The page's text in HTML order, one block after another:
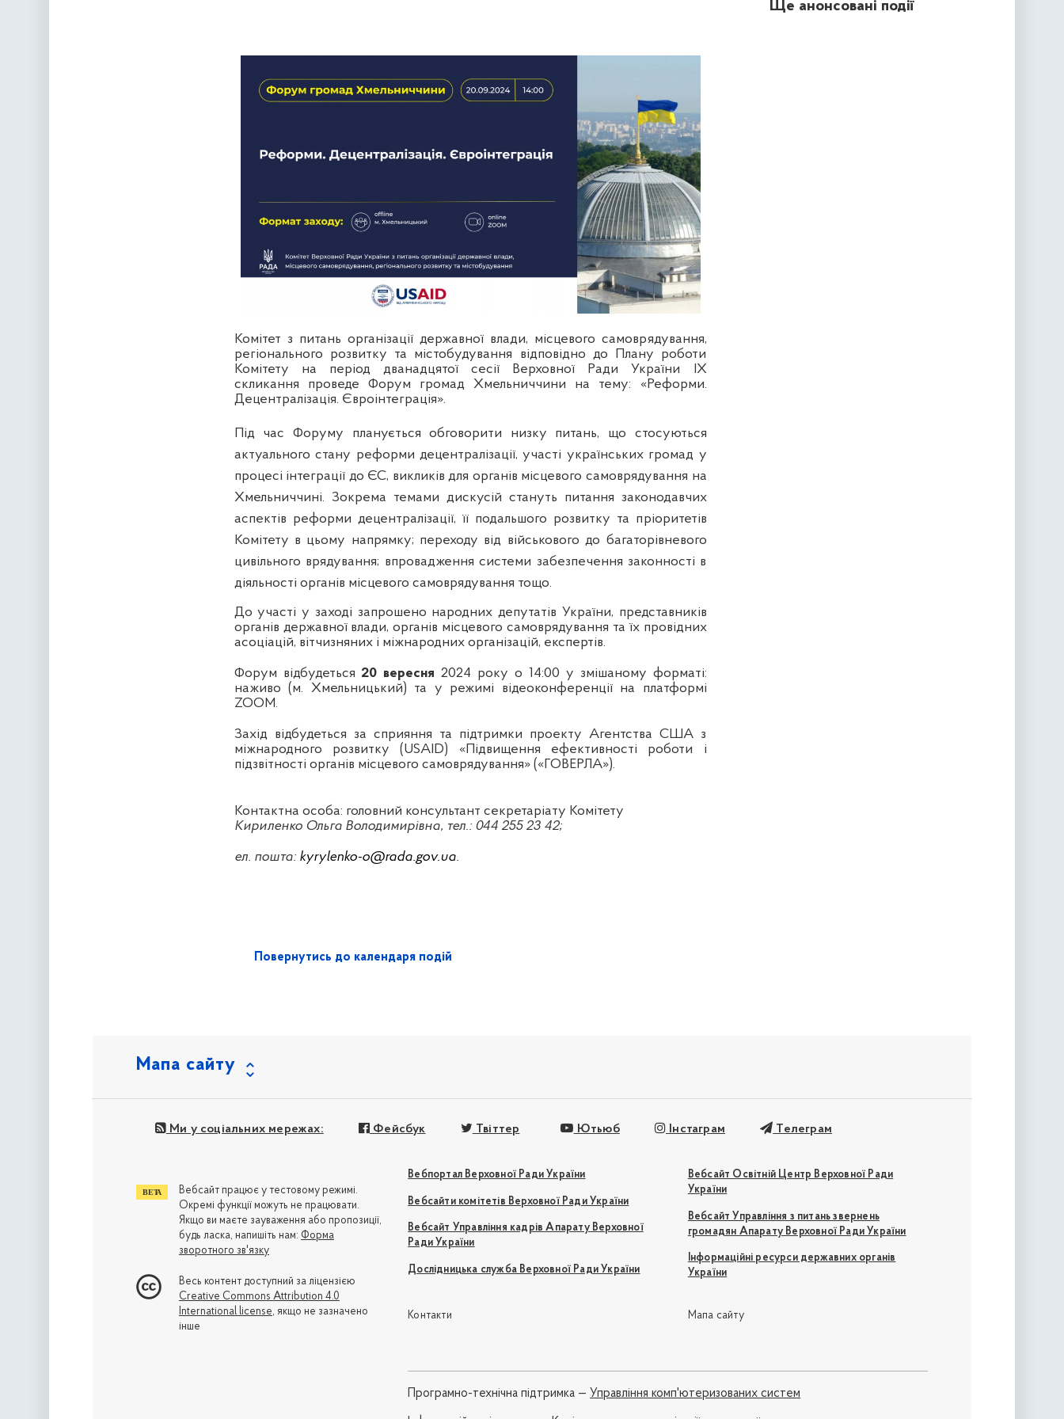
Комітет з питань організації державної влади, місцевого самоврядування,
регіонального розвитку та містобудування відповідно до Плану роботи
Комітету на період дванадцятої сесії Верховної Ради України IХ
скликання проведе Форум громад Хмельниччини на тему: «Реформи.
Децентралізація. Євроінтеграція».
Під час Форуму планується обговорити низку питань, що стосуються
актуального стану реформи децентралізації, участі українських громад у
процесі інтеграції до ЄС, викликів для органів місцевого самоврядування на
Хмельниччині. Зокрема темами дискусій стануть питання законодавчих
аспектів реформи децентралізації, її подальшого розвитку та пріоритетів
Комітету в цьому напрямку; переходу від військового до багаторівневого
цивільного врядування; впровадження системи забезпечення законності в
діяльності органів місцевого самоврядування тощо.
До участі у заході запрошено народних депутатів України, представників
органів державної влади, органів місцевого самоврядування та їх провідних
асоціацій, вітчизняних і міжнародних організацій, експертів.
Форум відбудеться 20 вересня 2024 року о 14:00 у змішаному форматі:
наживо (м. Хмельницький) та у режимі відеоконференції на платформі
ZOOM.
Захід відбудеться за сприяння та підтримки проекту Агентства США з
міжнародного розвитку (USAID) «Підвищення ефективності роботи і
підзвітності органів місцевого самоврядування» («ГОВЕРЛА»).
Контактна особа: головний консультант секретаріату Комітету
Кириленко Ольга Володимирівна, тел.: 044 255 23 42;
ел. пошта: kyrylenko-o@rada.gov.ua.
Повернутись до календаря подій
Ще анонсовані події
Мапа сайту
Ми у соціальних мережах: Фейсбук Твіттер Ютьюб Інстаграм Телеграм
Вебпортал Верховної Ради України
Вебсайти комітетів Верховної Ради України
Вебсайт Управління кадрів Апарату Верховної
Ради України
Дослідницька служба Верховної Ради України
Вебсайт Освітній Центр Верховної Ради
України
Вебсайт Управління з питань звернень
громадян Апарату Верховної Ради України
Інформаційні ресурси державних органів
України
Контакти Мапа сайту
Програмно-технічна підтримка — Управління комп'ютеризованих систем
Вебсайт працює у тестовому режимі.
Окремі функції можуть не працювати.
Якщо ви маєте зауваження або пропозиції,
будь ласка, напишіть нам: Форма
зворотного зв'язку
Весь контент доступний за ліцензією
Creative Commons Attribution 4.0
International license, якщо не зазначено
інше